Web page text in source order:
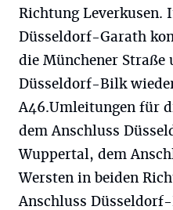
Richtung Leverkusen.
Düsseldorf-Garath
die Münchener Straße
Düsseldorf-Bilk
A46.Umleitungen für
dem Anschluss
Wuppertal, dem
Wersten in beiden
Anschluss